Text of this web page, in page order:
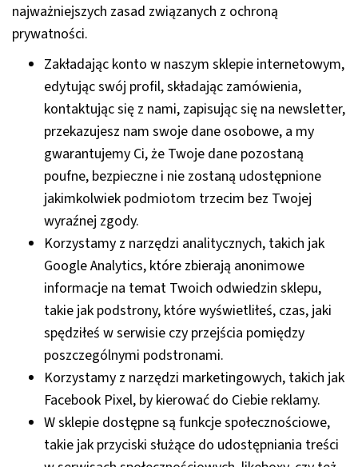
najważniejszych zasad związanych z ochroną
prywatności.
Zakładając konto w naszym sklepie internetowym,
edytując swój profil, składając zamówienia,
kontaktując się z nami, zapisując się na newsletter,
przekazujesz nam swoje dane osobowe, a my
gwarantujemy Ci, że Twoje dane pozostaną
poufne, bezpieczne i nie zostaną udostępnione
jakimkolwiek podmiotom trzecim bez Twojej
wyraźnej zgody.
Korzystamy z narzędzi analitycznych, takich jak
Google Analytics, które zbierają anonimowe
informacje na temat Twoich odwiedzin sklepu,
takie jak podstrony, które wyświetliłeś, czas, jaki
spędziłeś w serwisie czy przejścia pomiędzy
poszczególnymi podstronami.
Korzystamy z narzędzi marketingowych, takich jak
Facebook Pixel, by kierować do Ciebie reklamy.
W sklepie dostępne są funkcje społecznościowe,
takie jak przyciski służące do udostępniania treści